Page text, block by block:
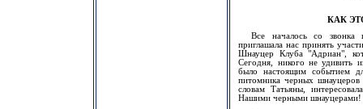
КАК
Все началось со звонка
приглашала нас принять
Шнауцер Клуба "Адриан",
Сегодня, никого не удивить
было настоящим событием
питомника черных
словам Татьяны,
Нашими черными шнауцерами!